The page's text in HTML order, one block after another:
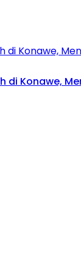
di Konawe,